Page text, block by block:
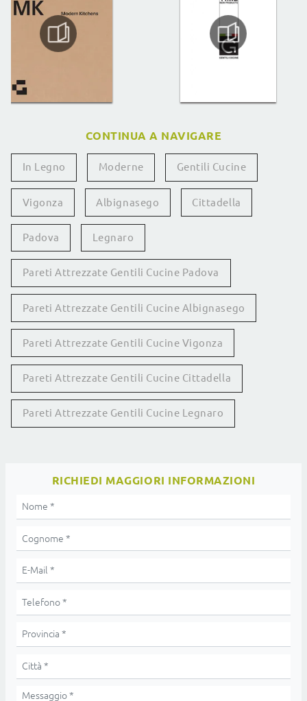
CONTINUA A NAVIGARE
In Legno Moderne Gentili Cucine
Vigonza Albignasego Cittadella
Padova Legnaro
Pareti Attrezzate Gentili Cucine Padova
Pareti Attrezzate Gentili Cucine Albignasego
Pareti Attrezzate Gentili Cucine Vigonza
Pareti Attrezzate Gentili Cucine Cittadella
Pareti Attrezzate Gentili Cucine Legnaro
RICHIEDI MAGGIORI INFORMAZIONI